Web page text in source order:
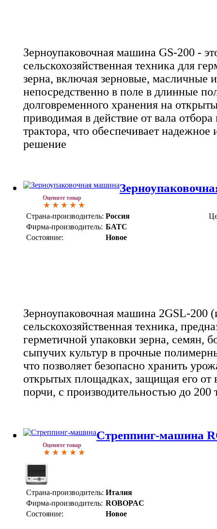
Зерноупаковочная машина GS-200 -
сельскохозяйственная техника для
зерна, включая зерновые, масличные
непосредственно в поле в длинные
долговременного хранения на
приводимая в действие от вала
трактора, что обеспечивает надежное
решение
Оцените товар
Страна-производитель: Россия
Фирма-производитель: БАТС
Состояние:
Новое
Зерноупаковочная машина 2GSL-200
сельскохозяйственная техника,
герметичной упаковки зерна, семян,
сыпучих культур в прочные
что позволяет безопасно хранить
открытых площадках, защищая его от
порчи, с производительностью до 200
Оцените товар
Стреппинг-машина
Страна-производитель: Италия
Фирма-производитель: ROBOPAC
Состояние:
Новое